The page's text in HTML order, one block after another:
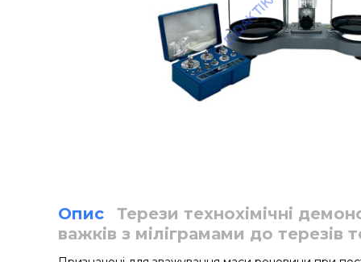
Опис
Терези технохімічні
важків з міліграмами до терезів